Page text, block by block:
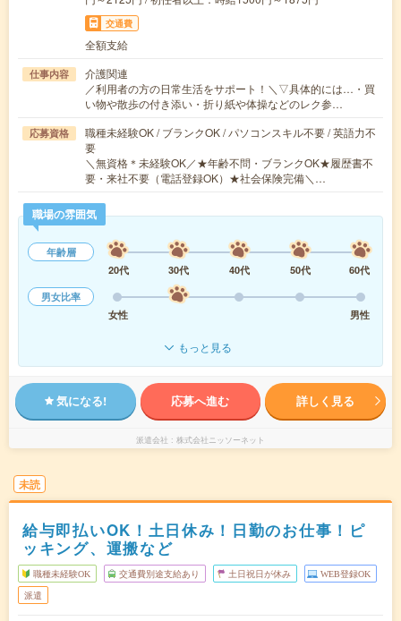
交通費
全額支給
仕事内容
介護関連
／利用者の方の日常生活をサポート！＼▽具体的には…・買
い物や散歩の付き添い・折り紙や体操などのレク参…
応募資格
職種未経験OK / ブランクOK / パソコンスキル不要 / 英語力不
要
＼無資格＊未経験OK／★年齢不問・ブランクOK★履歴書不
要・来社不要（電話登録OK）★社会保険完備＼…
職場の雰囲気
年齢層
20代
30代 40代 50代
60代
男女比率
女性
男性
もっと見る
気になる! 応募へ進む 詳しく見る
派遣会社 株式会社ニッソーネット
未読
給与即払いOK！土日休み！日勤のお仕事！ピ
ッキング、運搬など
職種未経験OK 交通費別途支給あり 土日祝日が休み WEB登録OK
派遣